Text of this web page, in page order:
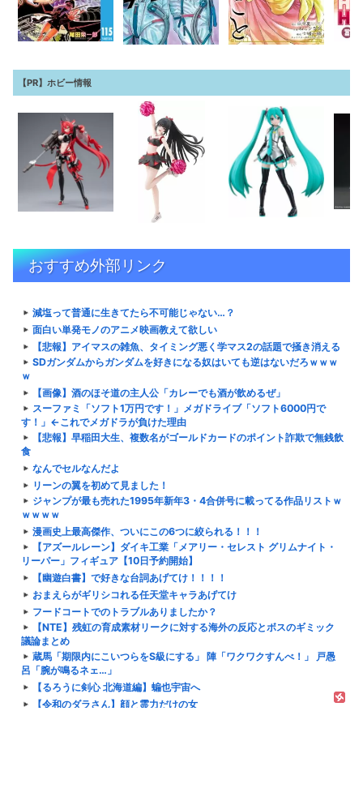
【PR】ホビー情報
おすすめ外部リンク
減塩って普通に生きてたら不可能じゃない…？
面白い単発モノのアニメ映画教えて欲しい
【悲報】アイマスの雑魚、タイミング悪く学マス2の話題で掻き消える
SDガンダムからガンダムを好きになる奴はいても逆はないだろｗｗｗ
ｗ
【画像】酒のほそ道の主人公「カレーでも酒が飲めるぜ」
スーファミ「ソフト1万円です！」メガドライブ「ソフト6000円で
す！」←これでメガドラが負けた理由
【悲報】早稲田大生、複数名がゴールドカードのポイント詐欺で無銭飲
食
なんでセルなんだよ
リーンの翼を初めて見ました！
ジャンプが最も売れた1995年新年3・4合併号に載ってる作品リストｗ
ｗｗｗｗ
漫画史上最高傑作、ついにこの6つに絞られる！！！
【アズールレーン】ダイキ工業「メアリー・セレスト グリムナイト・
リーパー」フィギュア【10日予約開始】
【幽遊白書】で好きな台詞あげてけ！！！！
おまえらがギリシコれる任天堂キャラあげてけ
フードコートでのトラブルありましたか？
【NTE】残虹の育成素材リークに対する海外の反応とボスのギミック
議論まとめ
蔵馬「期限内にこいつらをS級にする」 陣「ワクワクすんべ！」 戸愚
呂「腕が鳴るネェ…」
【るろうに剣心 北海道編】蝙也宇宙へ
【令和のダラさん】顔と霊力だけの女